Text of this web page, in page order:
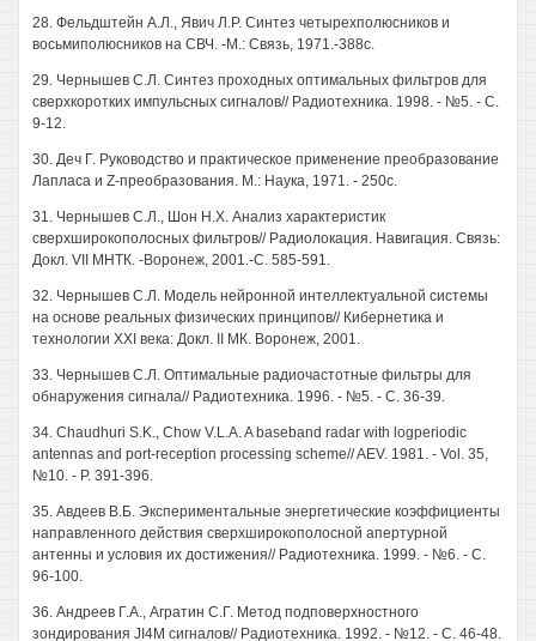
28. Фельдштейн А.Л., Явич Л.Р. Синтез четырехполюсников и
восьмиполюсников на СВЧ. -М.: Связь, 1971.-388с.
29. Чернышев С.Л. Синтез проходных оптимальных фильтров для
сверхкоротких импульсных сигналов// Радиотехника. 1998. - №5. - С.
9-12.
30. Деч Г. Руководство и практическое применение преобразование
Лапласа и Z-преобразования. М.: Наука, 1971. - 250с.
31. Чернышев С.Л., Шон Н.Х. Анализ характеристик
сверхширокополосных фильтров// Радиолокация. Навигация. Связь:
Докл. VII МНТК. -Воронеж, 2001.-С. 585-591.
32. Чернышев С.Л. Модель нейронной интеллектуальной системы
на основе реальных физических принципов// Кибернетика и
технологии XXI века: Докл. II МК. Воронеж, 2001.
33. Чернышев С.Л. Оптимальные радиочастотные фильтры для
обнаружения сигнала// Радиотехника. 1996. - №5. - С. 36-39.
34. Chaudhuri S.K., Chow V.L.A. A baseband radar with logperiodic
antennas and port-reception processing scheme// AEV. 1981. - Vol. 35,
№10. - P. 391-396.
35. Авдеев В.Б. Экспериментальные энергетические коэффициенты
направленного действия сверхширокополосной апертурной
антенны и условия их достижения// Радиотехника. 1999. - №6. - С.
96-100.
36. Андреев Г.А., Агратин С.Г. Метод подповерхностного
зондирования JI4M сигналов// Радиотехника. 1992. - №12. - С. 46-48.